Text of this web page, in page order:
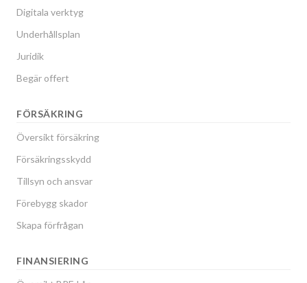
Digitala verktyg
Underhållsplan
Juridik
Begär offert
FÖRSÄKRING
Översikt försäkring
Försäkringsskydd
Tillsyn och ansvar
Förebygg skador
Skapa förfrågan
FINANSIERING